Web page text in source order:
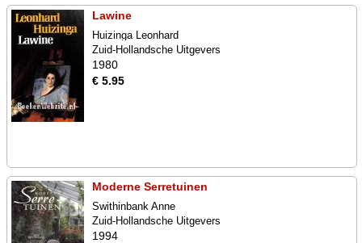
Lawine
Huizinga Leonhard
Zuid-Hollandsche Uitgevers
1980
€ 5.95
Moderne Serretuinen
Swithinbank Anne
Zuid-Hollandsche Uitgevers
1994